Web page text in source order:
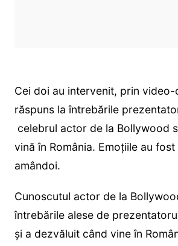
Cei doi au intervenit, prin video-
răspuns la întrebările
celebrul actor de la Bollywood
vină în România. Emoțiile au
amândoi.
Cunoscutul actor de la
întrebările alese de
și a dezvăluit când vine în